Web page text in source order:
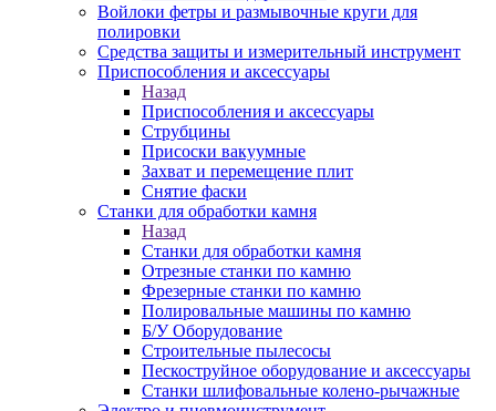
Войлоки фетры и размывочные круги для
полировки
Средства защиты и измерительный инструмент
Приспособления и аксессуары
Назад
Приспособления и аксессуары
Струбцины
Присоски вакуумные
Захват и перемещение плит
Снятие фаски
Станки для обработки камня
Назад
Станки для обработки камня
Отрезные станки по камню
Фрезерные станки по камню
Полировальные машины по камню
Б/У Оборудование
Строительные пылесосы
Пескоструйное оборудование и аксессуары
Станки шлифовальные колено-рычажные